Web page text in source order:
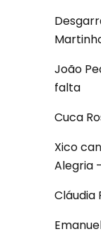
João
falta
Cuca
Xico
Alegria
Cláudia